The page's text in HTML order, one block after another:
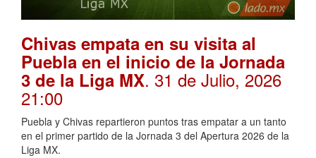
Chivas empata en su visita al
Puebla en el inicio de la Jornada
3 de la Liga MX. 31 de Julio, 2026
21:00
Puebla y Chivas repartieron puntos tras empatar a un tanto
en el primer partido de la Jornada 3 del Apertura 2026 de la
Liga MX.